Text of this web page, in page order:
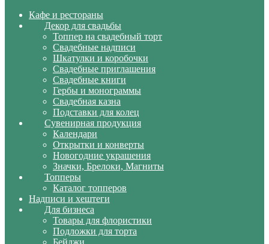
Кафе и рестораны
Декор для свадьбы
Топпер на свадебный торт
Свадебные надписи
Шкатулки и коробочки
Свадебные приглашения
Свадебные книги
Гербы и монограммы
Свадебная казна
Подставки для колец
Сувенирная продукция
Календари
Открытки и конверты
Новогодние украшения
Значки, Брелоки, Магниты
Топперы
Каталог топперов
Надписи и хештеги
Для бизнеса
Товары для флористики
Подложки для торта
Бейджи